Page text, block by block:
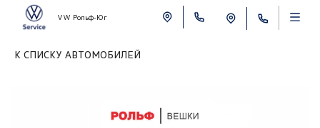
VW Рольф-Юг
К СПИСКУ АВТОМОБИЛЕЙ